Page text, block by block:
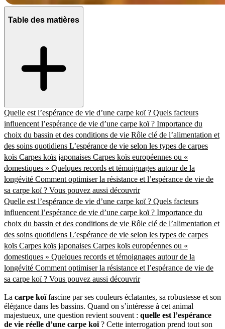
Table des matières
Quelle est l’espérance de vie d’une carpe koï ? Quels facteurs
influencent l’espérance de vie d’une carpe koï ? Importance du
choix du bassin et des conditions de vie Rôle clé de l’alimentation et
des soins quotidiens L’espérance de vie selon les types de carpes
koïs Carpes koïs japonaises Carpes koïs européennes ou «
domestiques » Quelques records et témoignages autour de la
longévité Comment optimiser la résistance et l’espérance de vie de
sa carpe koï ? Vous pouvez aussi découvrir
Quelle est l’espérance de vie d’une carpe koï ? Quels facteurs
influencent l’espérance de vie d’une carpe koï ? Importance du
choix du bassin et des conditions de vie Rôle clé de l’alimentation et
des soins quotidiens L’espérance de vie selon les types de carpes
koïs Carpes koïs japonaises Carpes koïs européennes ou «
domestiques » Quelques records et témoignages autour de la
longévité Comment optimiser la résistance et l’espérance de vie de
sa carpe koï ? Vous pouvez aussi découvrir
La carpe koïfascine par ses couleurs éclatantes, sa robustesse et son
élégance dans les bassins. Quand on s’intéresse à cet animal
majestueux, une question revient souvent : quelle est l’espérance
de vie réelle d’une carpe koï? Cette interrogation prend tout son